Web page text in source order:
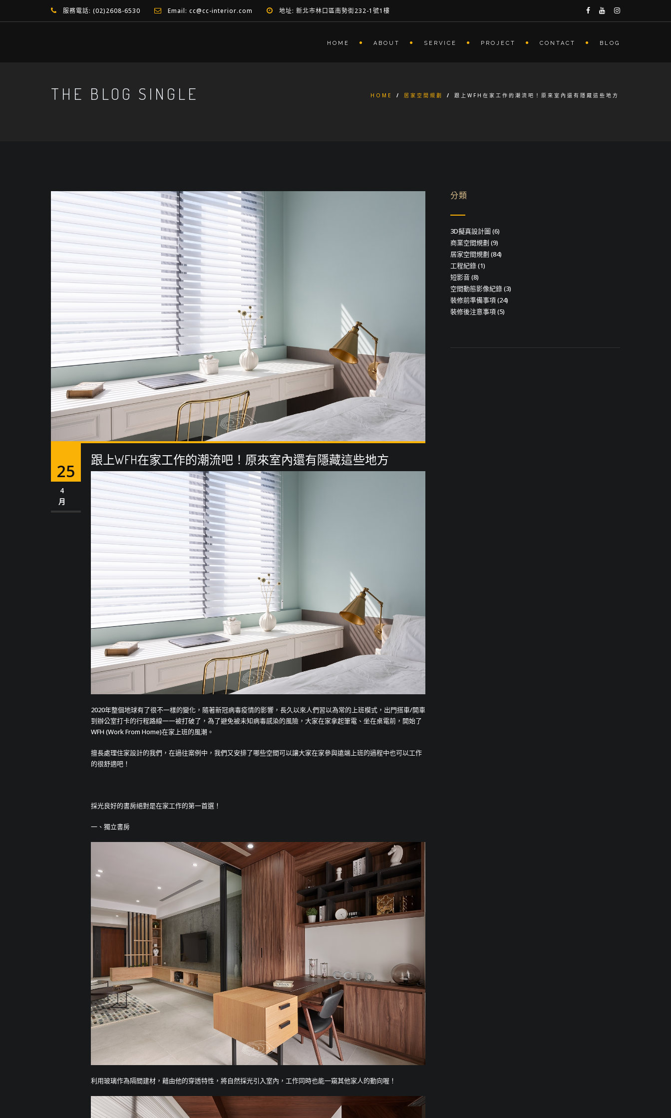
服務電話: (02)2608-6530 Email: cc@cc-interior.com 地址: 新北市林口區南勢街232-1號1樓
HOME ABOUT SERVICE PROJECT CONTACT BLOG
THE BLOG SINGLE HOME / 居家空間規劃 / 跟上WFH在家工作的潮流吧！原來室內還有隱藏這些地方
25
4
月
跟上WFH在家工作的潮流吧！原來室內還有隱藏這些地方
2020年整個地球有了很不一樣的變化，隨著新冠病毒疫情的影響，長久以來人們習以為常的上班模式，出門搭車/開車
到辦公室打卡的行程路線一一被打破了，為了避免被未知病毒感染的風險，大家在家拿起筆電、坐在桌電前，開始了
WFH (Work From Home)在家上班的風潮。
擅長處理住家設計的我們，在過往案例中，我們又安排了哪些空間可以讓大家在家參與遠端上班的過程中也可以工作
的很舒適吧！
採光良好的書房絕對是在家工作的第一首選！
一、獨立書房
利用玻璃作為隔間建材，藉由他的穿透特性，將自然採光引入室內，工作同時也能一窺其他家人的動向喔！
分類
3D擬真設計圖 (6)
商業空間規劃 (9)
居家空間規劃 (84)
工程紀錄(1)
短影音(8)
空間動態影像紀錄(3)
裝修前準備事項(24)
裝修後注意事項(5)